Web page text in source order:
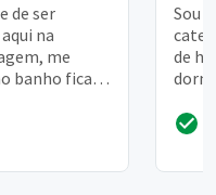
de ser
na
me
banho ficar
Sou
de